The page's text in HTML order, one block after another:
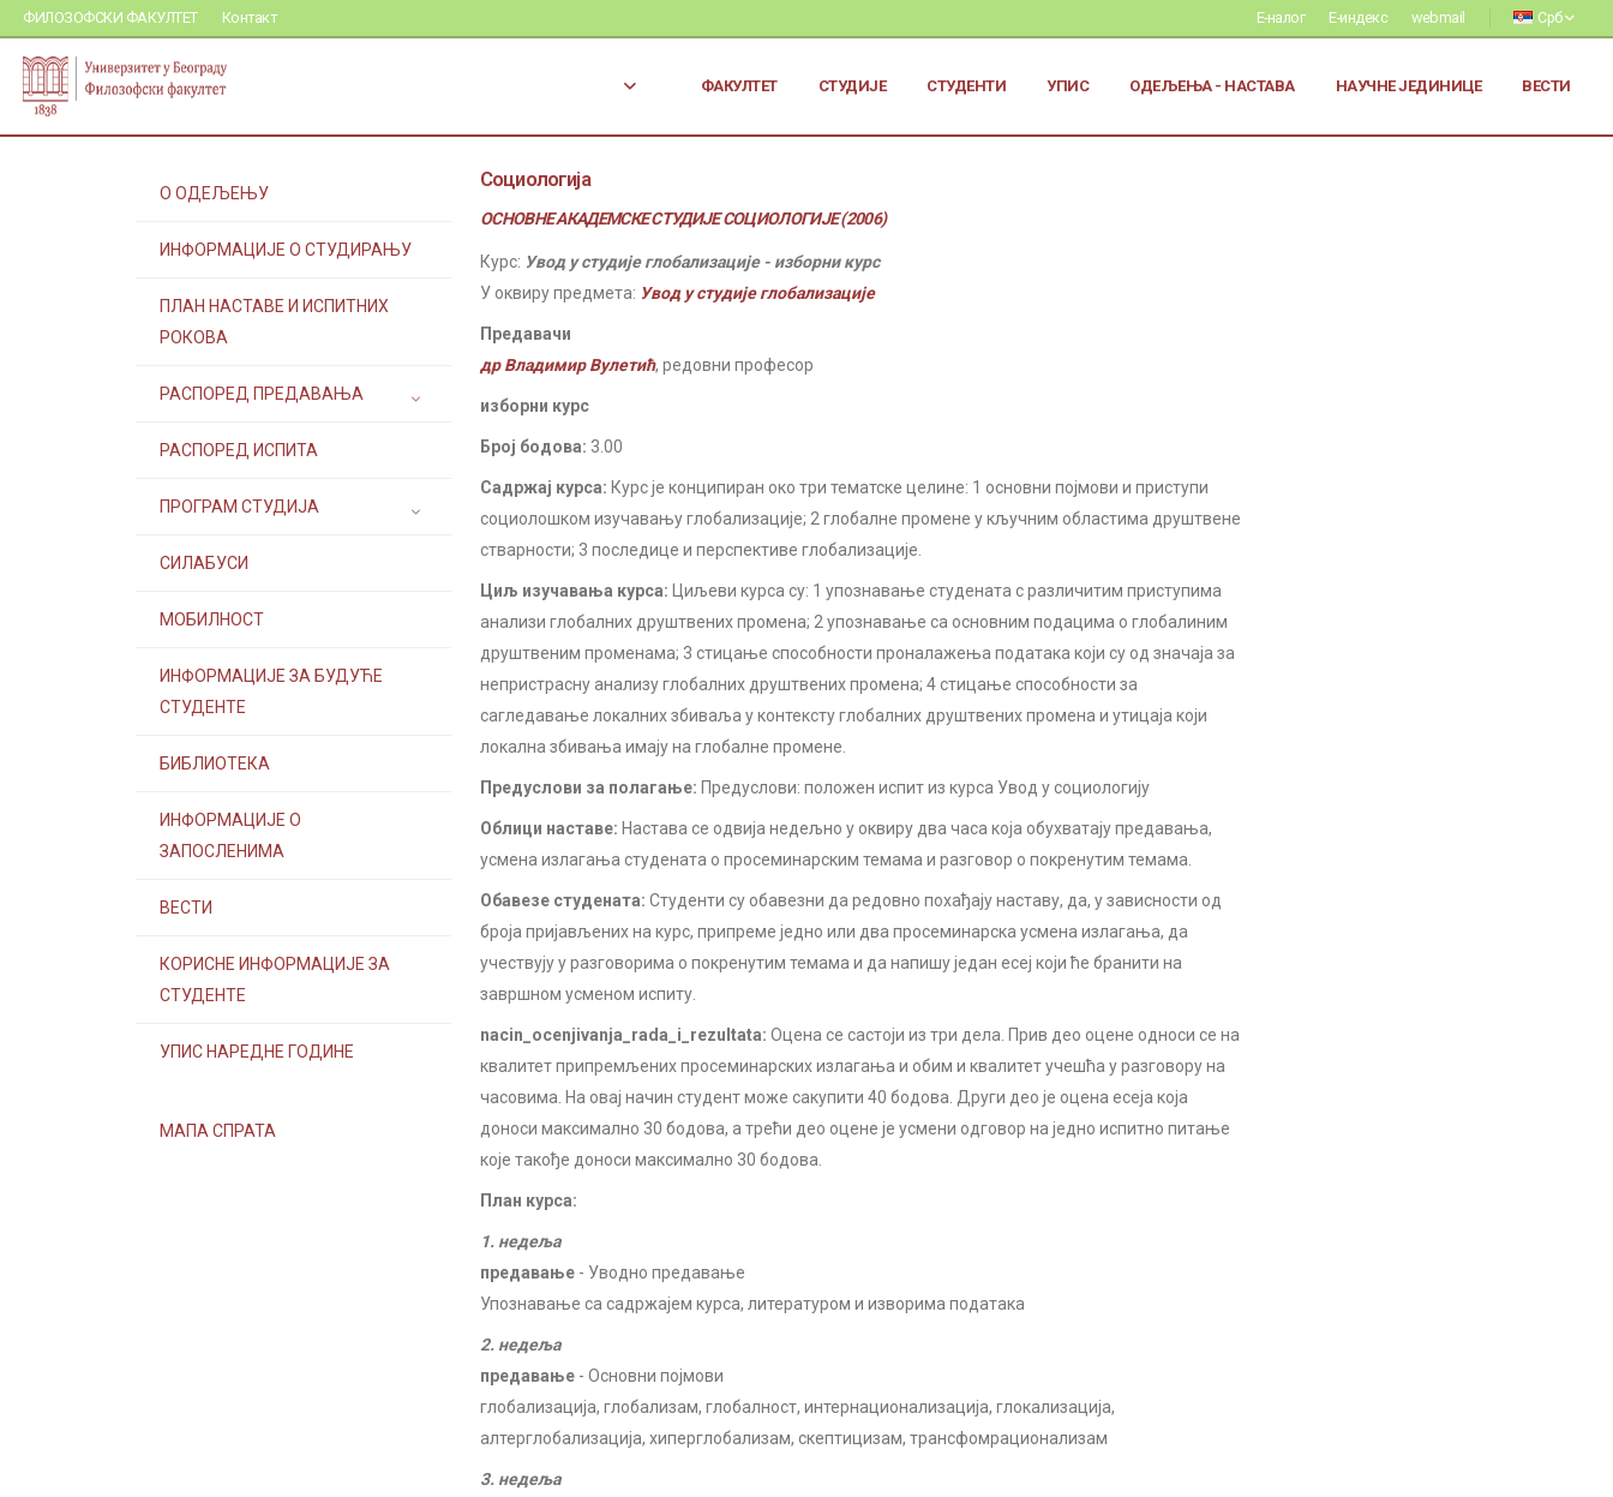
ФИЛОЗОФСКИ ФАКУЛТЕТ Контакт Е-налог Е-индекс webmail Срб
ФАКУЛТЕТ СТУДИЈЕ СТУДЕНТИ УПИС ОДЕЉЕЊА - НАСТАВА НАУЧНЕ ЈЕДИНИЦЕ ВЕСТИ
О ОДЕЉЕЊУ
ИНФОРМАЦИЈЕ О СТУДИРАЊУ
ПЛАН НАСТАВЕ И ИСПИТНИХ
РОКОВА
РАСПОРЕД ПРЕДАВАЊА
РАСПОРЕД ИСПИТА
ПРОГРАМ СТУДИЈА
СИЛАБУСИ
МОБИЛНОСТ
ИНФОРМАЦИЈЕ ЗА БУДУЋЕ
СТУДЕНТЕ
БИБЛИОТЕКА
ИНФОРМАЦИЈЕ О
ЗАПОСЛЕНИМА
ВЕСТИ
КОРИСНЕ ИНФОРМАЦИЈЕ ЗА
СТУДЕНТЕ
УПИС НАРЕДНЕ ГОДИНЕ
МАПА СПРАТА
Социологија
ОСНОВНЕ АКАДЕМСКЕ СТУДИЈЕ СОЦИОЛОГИЈЕ (2006)
Курс: Увод у студије глобализације - изборни курс
У оквиру предмета: Увод у студије глобализације
Предавачи
др Владимир Вулетић, редовни професор
изборни курс
Број бодова: 3.00
Садржај курса: Курс је конципиран око три тематске целине: 1 основни појмови и приступи
социолошком изучавању глобализације; 2 глобалне промене у кључним областима друштвене
стварности; 3 последице и перспективе глобализације.
Циљ изучавања курса: Циљеви курса су: 1 упознавање студената с различитим приступима
анализи глобалних друштвених промена; 2 упознавање са основним подацима о глобалиним
друштвеним променама; 3 стицање способности проналажења података који су од значаја за
непристрасну анализу глобалних друштвених промена; 4 стицање способности за
сагледавање локалних збиваља у контексту глобалних друштвених промена и утицаја који
локална збивања имају на глобалне промене.
Предуслови за полагање: Предуслови: положен испит из курса Увод у социологију
Облици наставе: Настава се одвија недељно у оквиру два часа која обухватају предавања,
усмена излагања студената о просеминарским темама и разговор о покренутим темама.
Обавезе студената: Студенти су обавезни да редовно похађају наставу, да, у зависности од
броја пријављених на курс, припреме једно или два просеминарска усмена излагања, да
учествују у разговорима о покренутим темама и да напишу један есеј који ће бранити на
завршном усменом испиту.
nacin_ocenjivanja_rada_i_rezultata: Оцена се састоји из три дела. Прив део оцене односи се на
квалитет припремљених просеминарских излагања и обим и квалитет учешћа у разговору на
часовима. На овај начин студент може сакупити 40 бодова. Други део је оцена есеја која
доноси максимално 30 бодова, а трећи део оцене је усмени одговор на једно испитно питање
које такође доноси максимално 30 бодова.
План курса:
1. недеља
предавање - Уводно предавање
Упознавање са садржајем курса, литературом и изворима података
2. недеља
предавање - Основни појмови
глобализација, глобализам, глобалност, интернационализација, глокализација,
алтерглобализација, хиперглобализам, скептицизам, трансфомрационализам
3. недеља